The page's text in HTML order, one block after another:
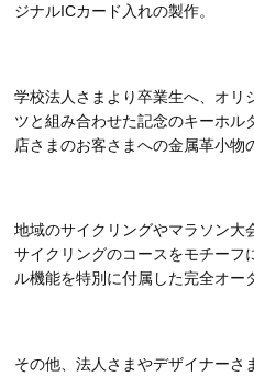
ジナルICカード入れの製作。
学校法人さまより卒業生へ、オリ
ツと組み合わせた記念のキーホ
店さまのお客さまへの金属革小物
地域のサイクリングやマラソン大
サイクリングのコースをモチーフ
ル機能を特別に付属した完全オ
その他、法人さまやデザイナーさ